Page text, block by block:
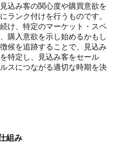
込み客の関心度や購買意欲を
ランク付けを行うものです。
け、特定のマーケット・スペ
購入意欲を示し始めるかもし
候を追跡することで、見込み
特定し、見込み客をセール
スにつながる適切な時期を決
組み